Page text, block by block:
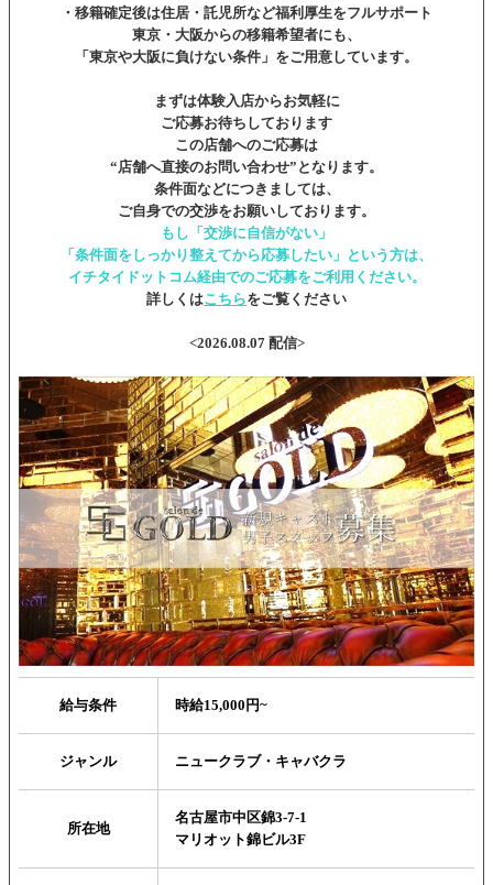
・移籍確定後は住居・託児所など福利厚生をフルサポート
東京・大阪からの移籍希望者にも、
「東京や大阪に負けない条件」をご用意しています。
まずは体験入店からお気軽に
ご応募お待ちしております
この店舗へのご応募は
“店舗へ直接のお問い合わせ”となります。
条件面などにつきましては、
ご自身での交渉をお願いしております。
もし「交渉に自信がない」
「条件面をしっかり整えてから応募したい」という方は、
イチタイドットコム経由でのご応募をご利用ください。
詳しくはこちらをご覧ください
<2026.08.07 配信>
給与条件 時給15,000円~
ジャンル ニュークラブ・キャバクラ
所在地
名古屋市中区錦3-7-1
マリオット錦ビル3F